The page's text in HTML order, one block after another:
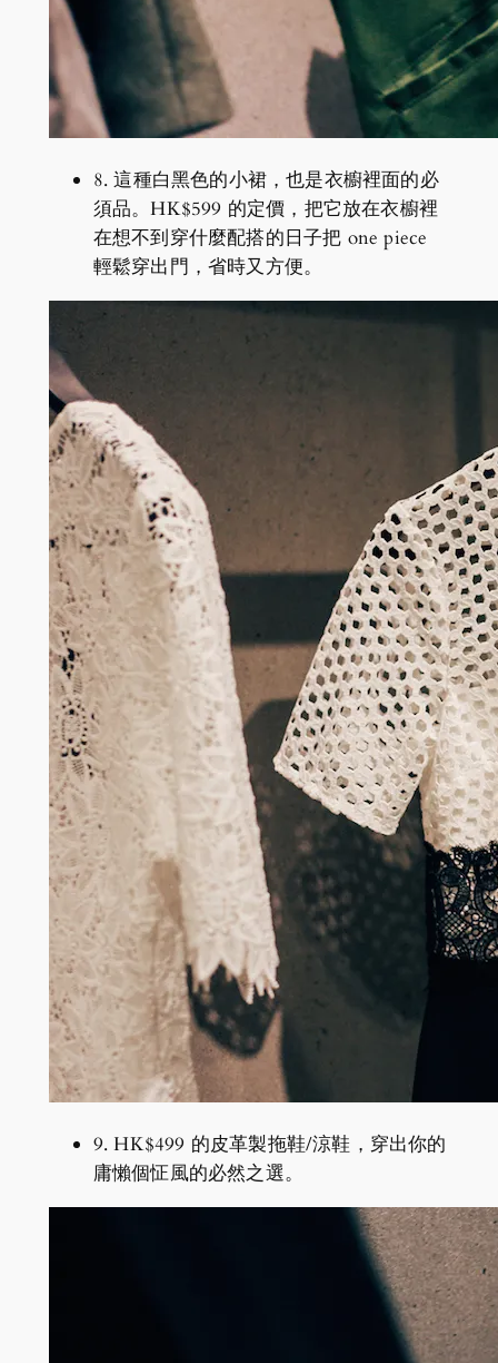
8. 這種白黑色的小裙，也是衣櫥裡面的必
須品。HK$599 的定價，把它放在衣櫥裡
在想不到穿什麼配搭的日子把 one piece
輕鬆穿出門，省時又方便。
9. HK$499 的皮革製拖鞋/涼鞋，穿出你的
庸懶個怔風的必然之選。